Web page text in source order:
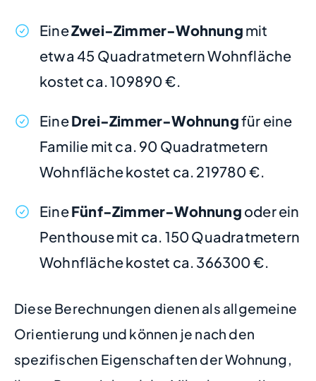
EineZwei-Zimmer-Wohnung mit
etwa 45 Quadratmetern Wohnfläche
kostet ca. 109890 €.
EineDrei-Zimmer-Wohnungfür eine
Familie mit ca. 90 Quadratmetern
Wohnfläche kostet ca. 219780 €.
EineFünf-Zimmer-Wohnung oder ein
Penthouse mit ca. 150 Quadratmetern
Wohnfläche kostet ca. 366300 €.
Diese Berechnungen dienen als allgemeine
Orientierung und können je nach den
spezifischen Eigenschaften der Wohnung,